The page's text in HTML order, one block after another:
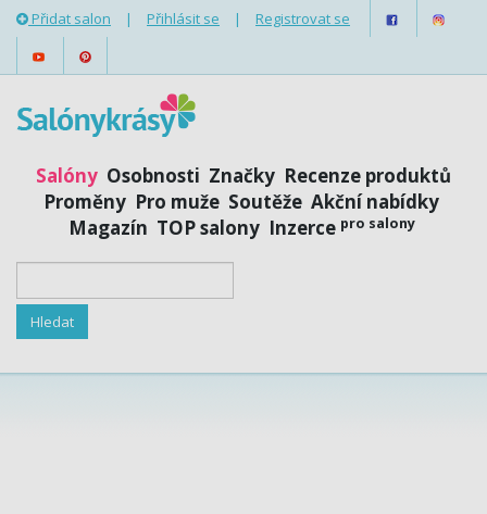
Přidat salon | Přihlásit se | Registrovat se
Salóny Osobnosti Značky Recenze produktů
Proměny Pro muže Soutěže Akční nabídky
Magazín TOP salony Inzerce pro salony